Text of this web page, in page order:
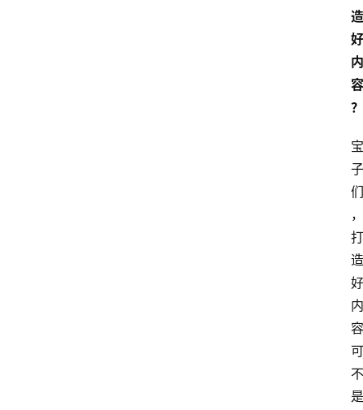
造
好
内
容
？
宝
子
们
，
打
造
好
内
容
可
不
是